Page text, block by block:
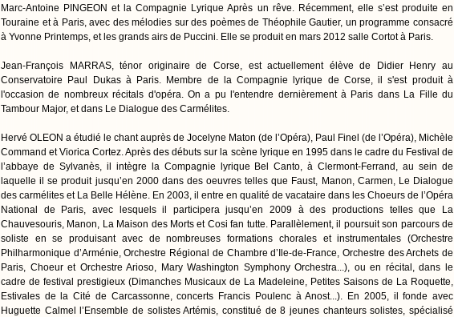
Marc-Antoine PINGEON et la Compagnie Lyrique Après un rêve. Récemment, elle s’est produite en
Touraine et à Paris, avec des mélodies sur des poèmes de Théophile Gautier, un programme consacré
à Yvonne Printemps, et les grands airs de Puccini. Elle se produit en mars 2012 salle Cortot à Paris.
Jean-François MARRAS, ténor originaire de Corse, est actuellement élève de Didier Henry au
Conservatoire Paul Dukas à Paris. Membre de la Compagnie lyrique de Corse, il s'est produit à
l'occasion de nombreux récitals d'opéra. On a pu l'entendre dernièrement à Paris dans La Fille du
Tambour Major, et dans Le Dialogue des Carmélites.
Hervé OLEON a étudié le chant auprès de Jocelyne Maton (de l’Opéra), Paul Finel (de l’Opéra), Michèle
Command et Viorica Cortez. Après des débuts sur la scène lyrique en 1995 dans le cadre du Festival de
l’abbaye de Sylvanès, il intègre la Compagnie lyrique Bel Canto, à Clermont-Ferrand, au sein de
laquelle il se produit jusqu’en 2000 dans des oeuvres telles que Faust, Manon, Carmen, Le Dialogue
des carmélites et La Belle Hélène. En 2003, il entre en qualité de vacataire dans les Choeurs de l’Opéra
National de Paris, avec lesquels il participera jusqu’en 2009 à des productions telles que La
Chauvesouris, Manon, La Maison des Morts et Cosi fan tutte. Parallèlement, il poursuit son parcours de
soliste en se produisant avec de nombreuses formations chorales et instrumentales (Orchestre
Philharmonique d’Arménie, Orchestre Régional de Chambre d’Ile-de-France, Orchestre des Archets de
Paris, Choeur et Orchestre Arioso, Mary Washington Symphony Orchestra...), ou en récital, dans le
cadre de festival prestigieux (Dimanches Musicaux de La Madeleine, Petites Saisons de La Roquette,
Estivales de la Cité de Carcassonne, concerts Francis Poulenc à Anost...). En 2005, il fonde avec
Huguette Calmel l’Ensemble de solistes Artémis, constitué de 8 jeunes chanteurs solistes, spécialisé